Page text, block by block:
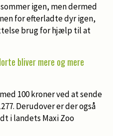
igen, men dermed
for efterladte dyr igen,
brug for hjælp til at
bliver mere og mere
100 kroner ved at sende
Derudover er der også
i landets Maxi Zoo